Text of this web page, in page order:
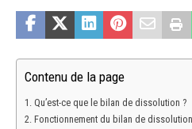
Contenu de la page
Qu’est-ce que le bilan de dissolution ?
Fonctionnement du bilan de dissolution